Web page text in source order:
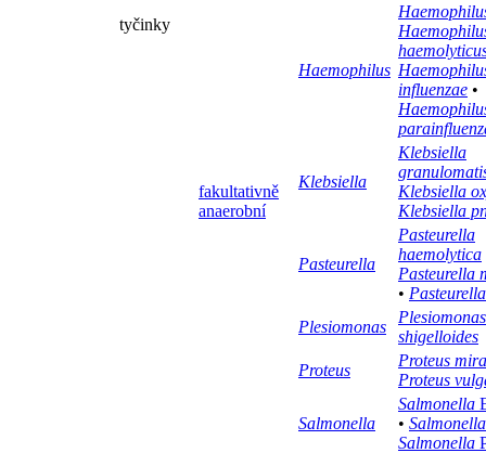
tyčinky
fakultativně
anaerobní
Haemophilus
influenzae •
Klebsiella
Klebsiella
Klebsiella
Klebsiella
Pasteurella
Pasteurella
haemolytica
Pasteurella
•
Plesiomonas
Plesiomonas
shigelloides
Proteus
Proteus
Proteus
Salmonella
Salmonella
• Salmonella
Salmonella